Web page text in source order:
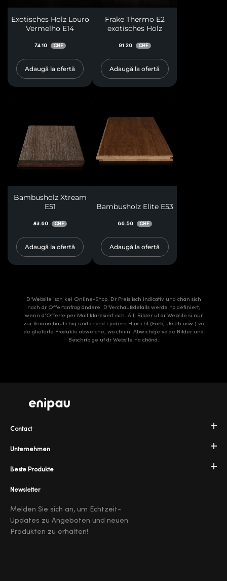
Exotisches Holz Louro
Vermelho E14
74.10 CHF
Adaugă la ofertă
Frake Thermo E2
exotisches Holz
91.20 CHF
Adaugă la ofertă
Bambusholz Xtream
E51
83.60 CHF
Adaugă la ofertă
Bambusholz Elite E53
66.50 CHF
Adaugă la ofertă
D'Website isch kei Online-Shop. Dr Preis isch indicativ und chan sich
nach dr Offertanfrag ändere. D’Verchaufsdetails werde no definiert,
wenn d’Offerte per Mail klaresiert isch. Alli Bilder uf dr Website si nur
zur Veranschaulichig und chönd i jedere Hinsicht (Farb, Usseh usw.) vo
de glieferte Produkte abweiche, wo chliini Abwichige vo de Bilder und
Beschribige uf dr Website ha chönd.
Unternehmen
Beste Produkte
Contact
Newsletter
Melden Sie sich an, um Echtzeit-
Updates zu Angeboten und neuen
Produkten zu erhalten!